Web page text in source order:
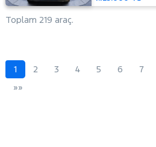
14+1
Minibüs
Tek
440 E
Toplam 219 araç.
1 2 3 4 5 6 7
»»